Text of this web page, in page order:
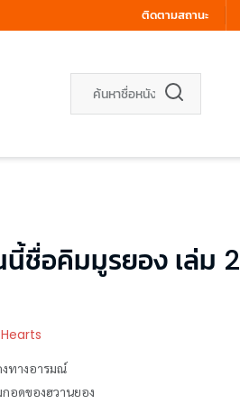
ติดตามสถานะ
อคิมมูรยอง เล่ม 2
Hearts
ทางอารมณ์
อดของฮวานยอง